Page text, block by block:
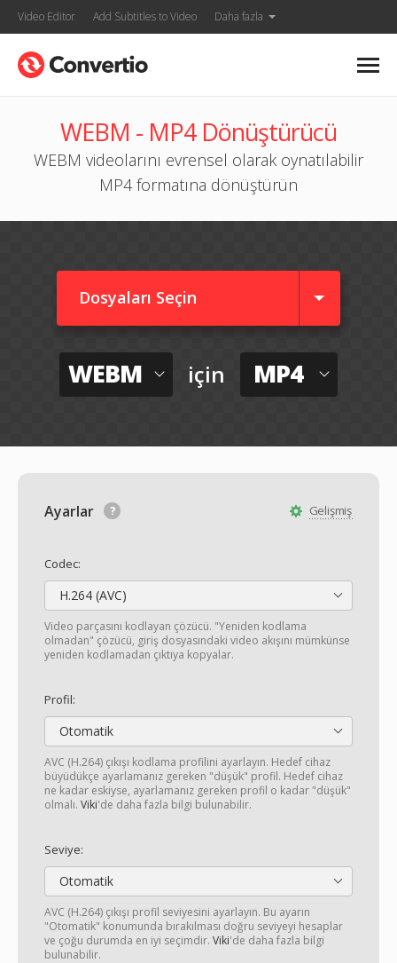
Video Editor Add Subtitles to Video Daha fazla
WEBM - MP4 Dönüştürücü
WEBM videolarını evrensel olarak oynatılabilir
MP4 formatına dönüştürün
Dosyaları Seçin
WEBM için MP4
Gelişmiş
Ayarlar
Codec:
H.264 (AVC)
Video parçasını kodlayan çözücü. "Yeniden kodlama
olmadan" çözücü, giriş dosyasındaki video akışını mümkünse
yeniden kodlamadan çıktıya kopyalar.
Profil:
Otomatik
AVC (H.264) çıkışı kodlama profilini ayarlayın. Hedef cihaz
büyüdükçe ayarlamanız gereken "düşük" profil. Hedef cihaz
ne kadar eskiyse, ayarlamanız gereken profil o kadar "düşük"
olmalı. Viki'de daha fazla bilgi bulunabilir.
Seviye:
Otomatik
AVC (H.264) çıkışı profil seviyesini ayarlayın. Bu ayarın
"Otomatik" konumunda bırakılması doğru seviyeyi hesaplar
ve çoğu durumda en iyi seçimdir. Viki'de daha fazla bilgi
bulunabilir.